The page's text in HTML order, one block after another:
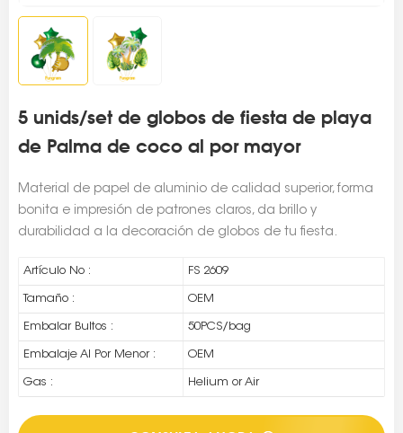
5 unids/set de globos de fiesta de playa
de Palma de coco al por mayor
Material de papel de aluminio de calidad superior, forma
bonita e impresión de patrones claros, da brillo y
durabilidad a la decoración de globos de tu fiesta.
Artículo No : FS 2609
Tamaño : OEM
Embalar Bultos : 50PCS/bag
Embalaje Al Por Menor : OEM
Gas : Helium or Air